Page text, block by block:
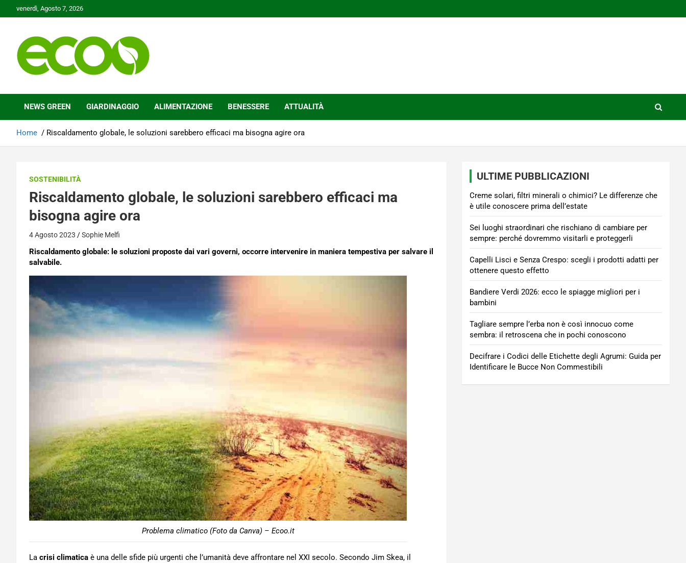
to
venerdì, Agosto 7, 2026
Ecoo.it
NEWS GREEN GIARDINAGGIO ALIMENTAZIONE BENESSERE ATTUALITÀ
Home Riscaldamento globale, le soluzioni sarebbero efficaci ma bisogna agire ora
SOSTENIBILITÀ
Riscaldamento globale, le soluzioni sarebbero efficaci ma
bisogna agire ora
4 Agosto 2023 Sophie Melfi
Riscaldamento globale: le soluzioni proposte dai vari governi, occorre intervenire in maniera tempestiva per salvare il
salvabile.
Problema climatico (Foto da Canva) – Ecoo.it
La crisi climatica è una delle sfide più urgenti che l’umanità deve affrontare nel XXI secolo. Secondo Jim Skea, il
ULTIME PUBBLICAZIONI
Creme solari, filtri minerali o chimici? Le differenze che
è utile conoscere prima dell’estate
Sei luoghi straordinari che rischiano di cambiare per
sempre: perché dovremmo visitarli e proteggerli
Capelli Lisci e Senza Crespo: scegli i prodotti adatti per
ottenere questo effetto
Bandiere Verdi 2026: ecco le spiagge migliori per i
bambini
Tagliare sempre l’erba non è così innocuo come
sembra: il retroscena che in pochi conoscono
Decifrare i Codici delle Etichette degli Agrumi: Guida per
Identificare le Bucce Non Commestibili